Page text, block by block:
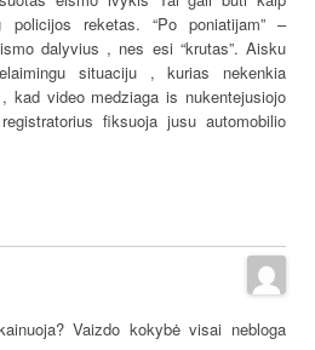
reketas. “Po poniatijam” –
dalyvius , nes esi “krutas”. Aisku
situaciju , kurias nekenkia
kad video medziaga is nukentejusiojo
fiksuoja jusu automobilio
Vaizdo kokybė visai nebloga